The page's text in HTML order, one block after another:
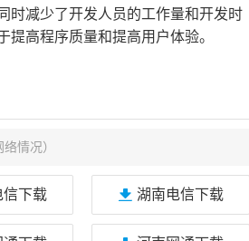
时减少了开发人员的工作量和开发时
高程序质量和提高用户体验。
情况）
信下载 湖南电信下载